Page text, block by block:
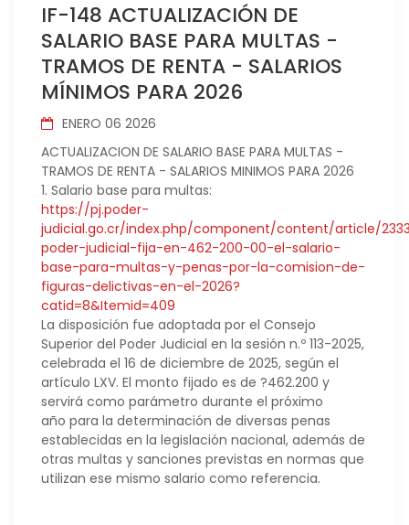
IF-148 ACTUALIZACIÓN DE
SALARIO BASE PARA MULTAS -
TRAMOS DE RENTA - SALARIOS
MÍNIMOS PARA 2026
ENERO 06 2026
ACTUALIZACION DE SALARIO BASE PARA MULTAS -
TRAMOS DE RENTA - SALARIOS MINIMOS PARA 2026
1. Salario base para multas:
https://pj.poder-
judicial.go.cr/index.php/component/content/article/
poder-judicial-fija-en-462-200-00-el-salario-
base-para-multas-y-penas-por-la-comision-de-
figuras-delictivas-en-el-2026?
catid=8&Itemid=409
La disposición fue adoptada por el Consejo
Superior del Poder Judicial en la sesión n.º 113-2025,
celebrada el 16 de diciembre de 2025, según el
artículo LXV. El monto fijado es de ?462.200 y
servirá como parámetro durante el próximo
año para la determinación de diversas penas
establecidas en la legislación nacional, además de
otras multas y sanciones previstas en normas que
utilizan ese mismo salario como referencia.